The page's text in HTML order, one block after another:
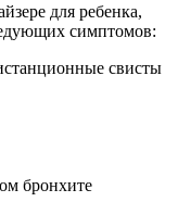
для ребенка,
симптомов:
свисты
бронхите